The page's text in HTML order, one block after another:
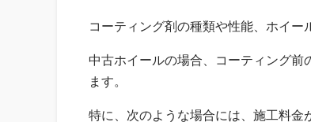
コーティング剤の種類や性能、ホイー
中古ホイールの場合、コーティング前
ます。
特に、次のような場合には、施工料金